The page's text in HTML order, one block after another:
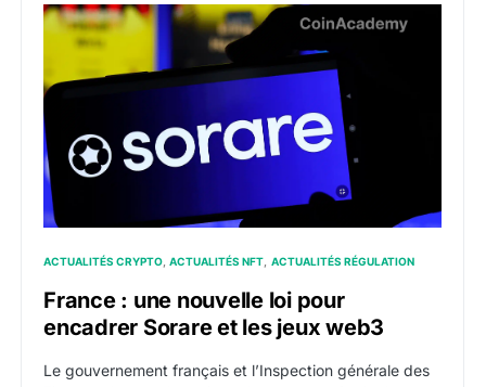
France : une nouvelle loi pour encadrer Sorare et les
ACTUALITÉS CRYPTO ACTUALITÉS NFT ACTUALITÉS RÉGULATION
France : une nouvelle loi pour
encadrer Sorare et les jeux web3
Le gouvernement français et l’Inspection générale des